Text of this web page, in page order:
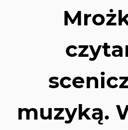
muzyką.